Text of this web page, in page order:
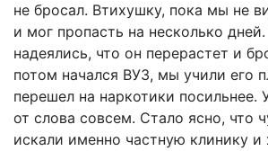
не бросал. Втихушку, пока мы не
и мог пропасть на несколько
надеялись, что он перерастет и
потом начался ВУЗ, мы учили его
перешел на наркотики посильнее.
от слова совсем. Стало ясно, что
искали именно частную клинику